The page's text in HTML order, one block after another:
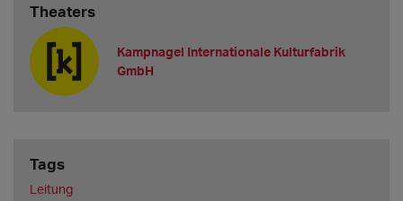
Theaters
Kampnagel Internationale Kulturfabrik
GmbH
Tags
Leitung